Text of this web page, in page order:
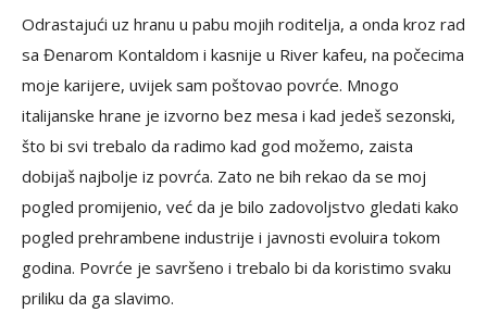
Odrastajući uz hranu u pabu mojih roditelja, a onda kroz rad
sa Đenarom Kontaldom i kasnije u River kafeu, na počecima
moje karijere, uvijek sam poštovao povrće. Mnogo
italijanske hrane je izvorno bez mesa i kad jedeš sezonski,
što bi svi trebalo da radimo kad god možemo, zaista
dobijaš najbolje iz povrća. Zato ne bih rekao da se moj
pogled promijenio, već da je bilo zadovoljstvo gledati kako
pogled prehrambene industrije i javnosti evoluira tokom
godina. Povrće je savršeno i trebalo bi da koristimo svaku
priliku da ga slavimo.